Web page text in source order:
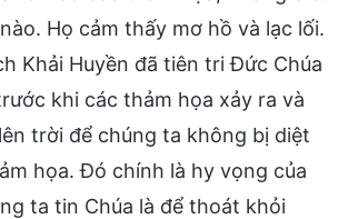
Họ cảm thấy mơ hồ và lạc lối.
Khải Huyền đã tiên tri Đức Chúa
khi các thảm họa xảy ra và
trời để chúng ta không bị diệt
họa. Đó chính là hy vọng của
ta tin Chúa là để thoát khỏi